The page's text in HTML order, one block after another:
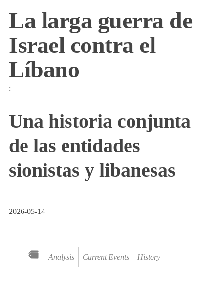
La larga guerra de
Israel contra el
Líbano
:
Una historia conjunta
de las entidades
sionistas y libanesas
2026-05-14
Analysis Current Events History